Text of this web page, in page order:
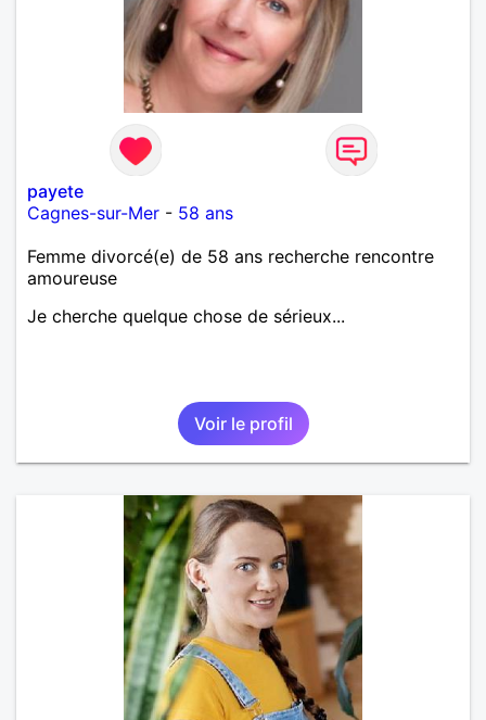
payete
Cagnes-sur-Mer - 58 ans
Femme divorcé(e) de 58 ans recherche rencontre
amoureuse
Je cherche quelque chose de sérieux...
Voir le profil